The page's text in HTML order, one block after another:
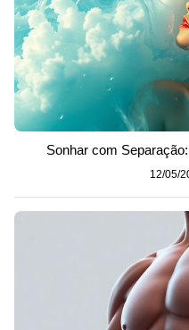
Sonhar com
12/05/